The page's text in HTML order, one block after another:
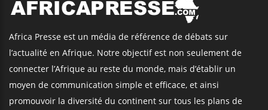
Africa Presse est un média de référence de débats sur
l’actualité en Afrique. Notre objectif est non seulement de
connecter l’Afrique au reste du monde, mais d’établir un
moyen de communication simple et efficace, et ainsi
promouvoir la diversité du continent sur tous les plans de